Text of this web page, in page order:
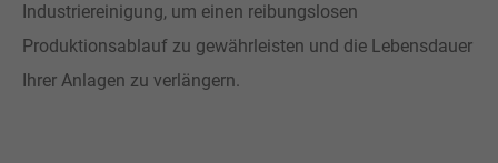
Industriereinigung, um einen reibungslosen
Produktionsablauf zu gewährleisten und die Lebensdauer
Ihrer Anlagen zu verlängern.